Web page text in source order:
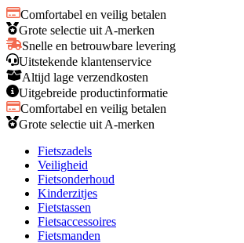
Comfortabel en veilig betalen
Grote selectie uit A-merken
Snelle en betrouwbare levering
Uitstekende klantenservice
Altijd lage verzendkosten
Uitgebreide productinformatie
Comfortabel en veilig betalen
Grote selectie uit A-merken
Fietszadels
Veiligheid
Fietsonderhoud
Kinderzitjes
Fietstassen
Fietsaccessoires
Fietsmanden